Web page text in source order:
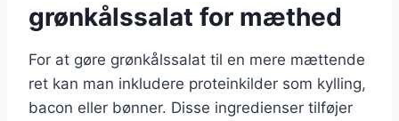
grønkålssalat for mæthed
For at gøre grønkålssalat til en mere mættende
ret kan man inkludere proteinkilder som kylling,
bacon eller bønner. Disse ingredienser tilføjer